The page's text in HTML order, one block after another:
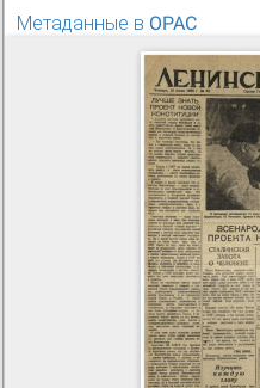
Метаданные в OPAC